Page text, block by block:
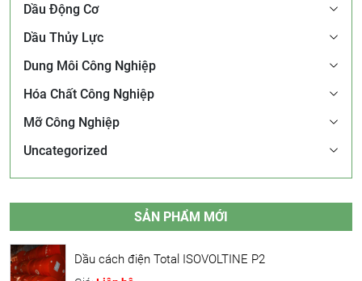
Dầu Động Cơ
Dầu Thủy Lực
Dung Môi Công Nghiệp
Hóa Chất Công Nghiệp
Mỡ Công Nghiệp
Uncategorized
SẢN PHẨM MỚI
Dầu cách điện Total ISOVOLTINE P2